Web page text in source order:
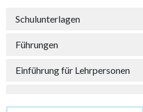
Schulunterlagen
Führungen
Einführung für Lehrpersonen